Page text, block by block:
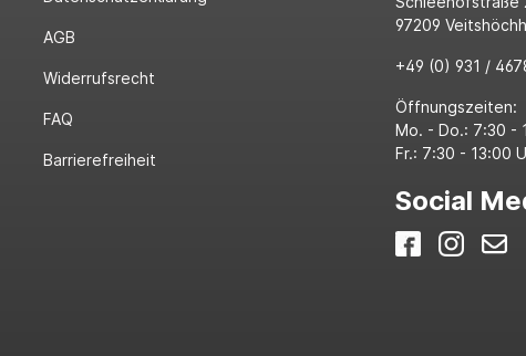
AGB
Widerrufsrecht
FAQ
Barrierefreiheit
97209
+49 (0) 931 /
Öffnungszeiten:
Mo. - Do.: 7:30 -
Fr.: 7:30 - 13:00
Social